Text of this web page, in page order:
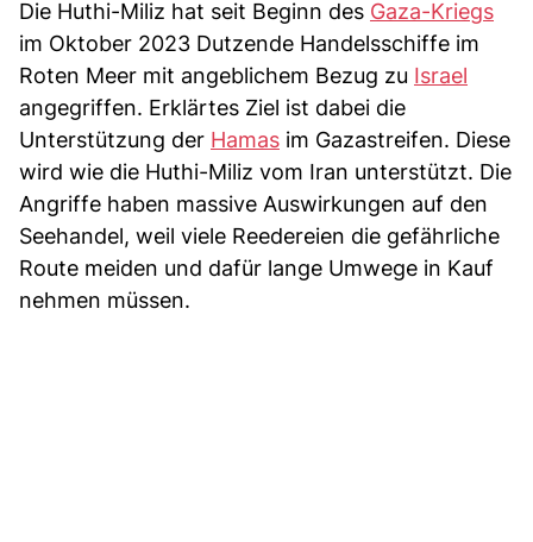
Die Huthi-Miliz hat seit Beginn des Gaza-Kriegs
im Oktober 2023 Dutzende Handelsschiffe im
Roten Meer mit angeblichem Bezug zu Israel
angegriffen. Erklärtes Ziel ist dabei die
Unterstützung der Hamas im Gazastreifen. Diese
wird wie die Huthi-Miliz vom Iran unterstützt. Die
Angriffe haben massive Auswirkungen auf den
Seehandel, weil viele Reedereien die gefährliche
Route meiden und dafür lange Umwege in Kauf
nehmen müssen.